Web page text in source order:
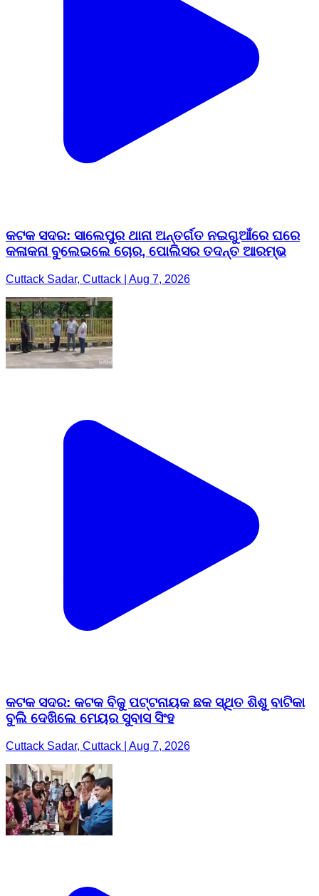
କଟକ ସଦର: ସାଲେପୁର ଥାନା ଅନ୍ତର୍ଗତ ନଇଗୁଆଁରେ ଘରେ
କଳାକନା ବୁଲେଇଲେ ଚୋର, ପୋଲିସର ତଦନ୍ତ ଆରମ୍ଭ
Cuttack Sadar, Cuttack | Aug 7, 2026
କଟକ ସଦର: କଟକ ବିଜୁ ପଟ୍ଟନାୟକ ଛକ ସ୍ଥିତ ଶିଶୁ ବାଟିକା
ବୁଲି ଦେଖିଲେ ମେୟର ସୁବାସ ସିଂହ
Cuttack Sadar, Cuttack | Aug 7, 2026